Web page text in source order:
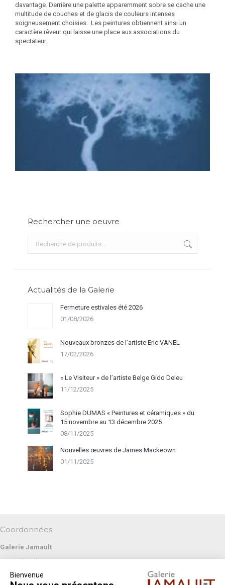
Bienvenue
davantage. Derrière une palette apparemment sobre se cache une
multitude de couches et de glacis de couleurs intenses
soigneusement choisies. Les peintures obtiennent ainsi un
caractère rêveur qui laisse une place aux associations du
spectateur.
Rechercher une oeuvre
Actualités de la Galerie
Fermeture estivales été 2026
01/08/2026
Nouveaux bronzes de l’artiste Eric VANEL
17/02/2026
« Le Visiteur » de l’artiste Belge Gido Deleu
11/12/2025
Sophie DUMAS « Peintures et céramiques » du
15 novembre au 13 décembre 2025
08/11/2025
Nouvelles œuvres de James Mackeown
01/11/2025
Coordonnées
Galerie Jamault
19 rue des Blancs Manteaux
75004 PARIS